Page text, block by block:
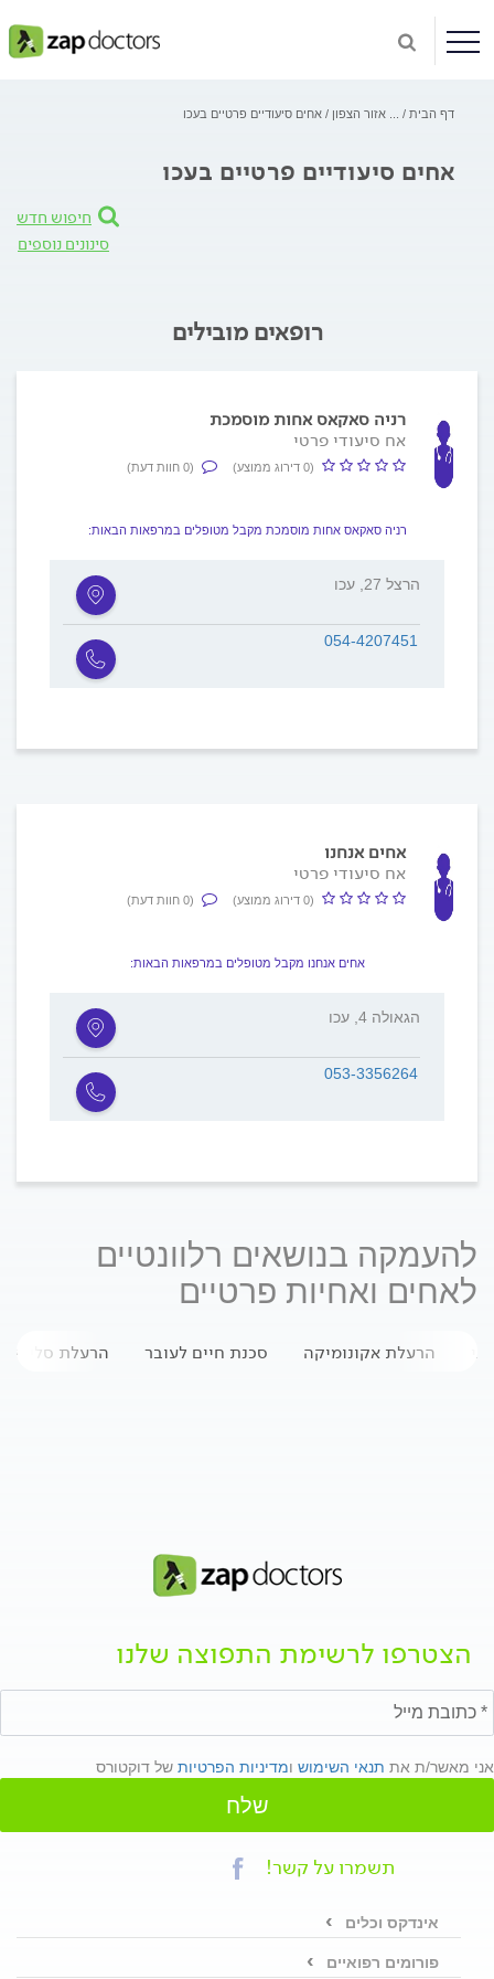
דף הבית אזור הצפון אחים סיעודיים פרטיים בעכו
אחים סיעודיים פרטיים בעכו
חיפוש חדש
סינונים נוספים
רופאים מובילים
רניה סאקאס אחות מוסמכת
אח סיעודי פרטי
(0 דירוג ממוצע) (0 חוות דעת)
רניה סאקאס אחות מוסמכת מקבל מטופלים במרפאות הבאות:
הרצל 27, עכו
054-4207451
אחים אנחנו
אח סיעודי פרטי
(0 דירוג ממוצע) (0 חוות דעת)
אחים אנחנו מקבל מטופלים במרפאות הבאות:
הגאולה 4, עכו
053-3356264
להעמקה בנושאים רלוונטיים
לאחים ואחיות פרטיים
הרעלת אקונומיקה סכנת חיים לעובר הרעלת
הצטרפו לרשימת התפוצה שלנו
אני מאשר/ת את תנאי השימוש ומדיניות הפרטיות של דוקטורס
שלח
תשמרו על קשר!
אינדקס וכלים
פורומים רפואיים